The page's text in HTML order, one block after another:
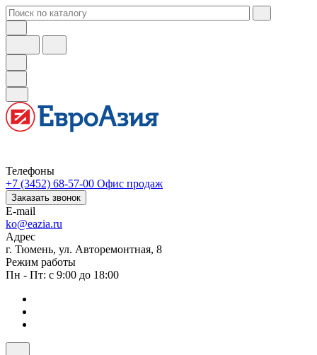
Телефоны
+7 (3452) 68-57-00 Офис продаж
Заказать звонок
E-mail
ko@eazia.ru
Адрес
г. Тюмень, ул. Авторемонтная, 8
Режим работы
Пн - Пт: с 9:00 до 18:00